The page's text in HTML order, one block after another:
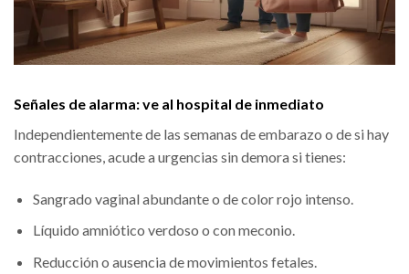
Señales de alarma: ve al hospital de inmediato
Independientemente de las semanas de embarazo o de si hay
contracciones, acude a urgencias sin demora si tienes:
Sangrado vaginal abundante o de color rojo intenso.
Líquido amniótico verdoso o con meconio.
Reducción o ausencia de movimientos fetales.